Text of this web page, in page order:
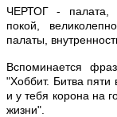
ЧЕРТОГ - палата,
покой,
палаты,
Вспоминается
"Хоббит. Битва пяти
и у тебя корона на
жизни".